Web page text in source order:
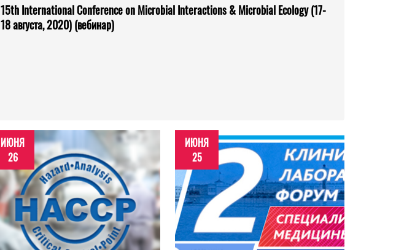
15th International Conference on Microbial Interactions & Microbial Ecology (17-
18 августа, 2020) (вебинар)
ИЮНЯ
26
ИЮНЯ
25